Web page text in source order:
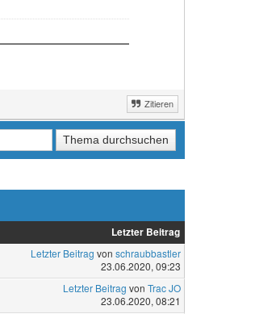
Zitieren
Letzter Beitrag
Letzter Beitrag von schraubbastler
23.06.2020, 09:23
Letzter Beitrag von Trac JO
23.06.2020, 08:21